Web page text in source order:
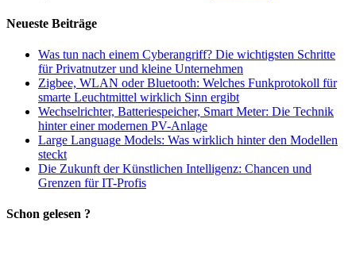
Neueste Beiträge
Was tun nach einem Cyberangriff? Die wichtigsten Schritte
für Privatnutzer und kleine Unternehmen
Zigbee, WLAN oder Bluetooth: Welches Funkprotokoll für
smarte Leuchtmittel wirklich Sinn ergibt
Wechselrichter, Batteriespeicher, Smart Meter: Die Technik
hinter einer modernen PV-Anlage
Large Language Models: Was wirklich hinter den Modellen
steckt
Die Zukunft der Künstlichen Intelligenz: Chancen und
Grenzen für IT-Profis
Schon gelesen ?